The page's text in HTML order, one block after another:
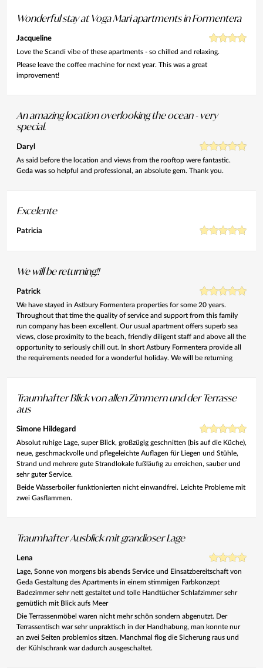
Wonderful stay at Voga Mari apartments in Formentera
Jacqueline
Love the Scandi vibe of these apartments - so chilled and relaxing.
Please leave the coffee machine for next year. This was a great
improvement!
An amazing location overlooking the ocean - very
special.
Daryl
As said before the location and views from the rooftop were fantastic.
Geda was so helpful and professional, an absolute gem. Thank you.
Excelente
Patricia
We will be returning!!
Patrick
We have stayed in Astbury Formentera properties for some 20 years.
Throughout that time the quality of service and support from this family
run company has been excellent. Our usual apartment offers superb sea
views, close proximity to the beach, friendly diligent staff and above all the
opportunity to seriously chill out. In short Astbury Formentera provide all
the requirements needed for a wonderful holiday. We will be returning
Traumhafter Blick von allen Zimmern und der Terrasse
aus
Simone Hildegard
Absolut ruhige Lage, super Blick, großzügig geschnitten (bis auf die Küche),
neue, geschmackvolle und pflegeleichte Auflagen für Liegen und Stühle,
Strand und mehrere gute Strandlokale fußläufig zu erreichen, sauber und
sehr guter Service.
Beide Wasserboiler funktionierten nicht einwandfrei. Leichte Probleme mit
zwei Gasflammen.
Traumhafter Ausblick mit grandioser Lage
Lena
Lage, Sonne von morgens bis abends Service und Einsatzbereitschaft von
Geda Gestaltung des Apartments in einem stimmigen Farbkonzept
Badezimmer sehr nett gestaltet und tolle Handtücher Schlafzimmer sehr
gemütlich mit Blick aufs Meer
Die Terrassenmöbel waren nicht mehr schön sondern abgenutzt. Der
Terrassentisch war sehr unpraktisch in der Handhabung, man konnte nur
an zwei Seiten problemlos sitzen. Manchmal flog die Sicherung raus und
der Kühlschrank war dadurch ausgeschaltet.